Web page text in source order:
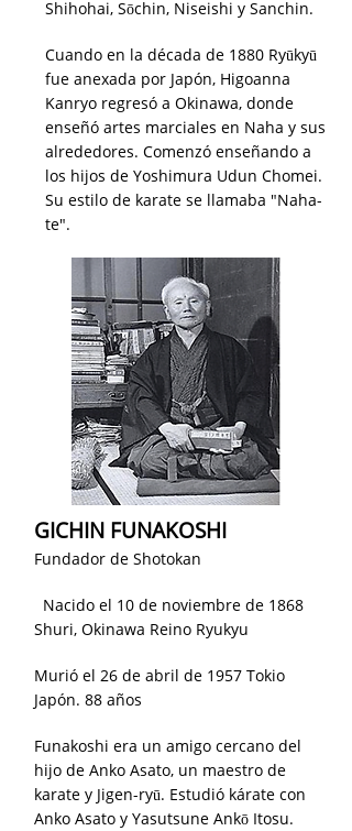
Shihohai, Sōchin, Niseishi y Sanchin.
Cuando en la década de 1880 Ryūkyū
fue anexada por Japón, Higoanna
Kanryo regresó a Okinawa, donde
enseñó artes marciales en Naha y sus
alrededores. Comenzó enseñando a
los hijos de Yoshimura Udun Chomei.
Su estilo de karate se llamaba "Naha-
te".
GICHIN FUNAKOSHI
Fundador de Shotokan
Nacido el 10 de noviembre de 1868
Shuri, Okinawa Reino Ryukyu
Murió el 26 de abril de 1957 Tokio
Japón. 88 años
Funakoshi era un amigo cercano del
hijo de Anko Asato, un maestro de
karate y Jigen-ryū. Estudió kárate con
Anko Asato y Yasutsune Ankō Itosu.